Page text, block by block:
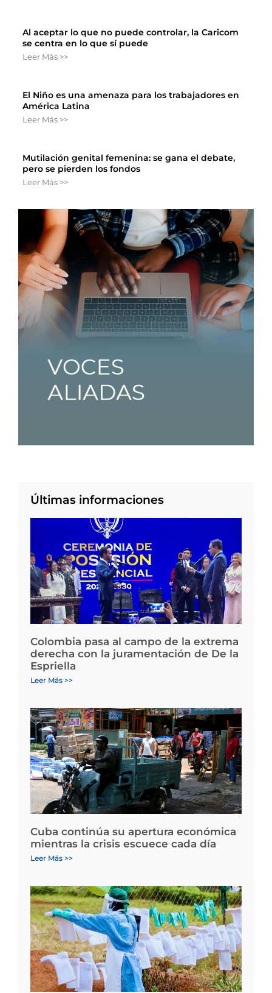
Al aceptar lo que no puede controlar, la Caricom
se centra en lo que sí puede
Leer Más >>
El Niño es una amenaza para los trabajadores en
América Latina
Leer Más >>
Mutilación genital femenina: se gana el debate,
pero se pierden los fondos
Leer Más >>
Últimas informaciones
Colombia pasa al campo de la extrema
derecha con la juramentación de De la
Espriella
Leer Más >>
Cuba continúa su apertura económica
mientras la crisis escuece cada día
Leer Más >>